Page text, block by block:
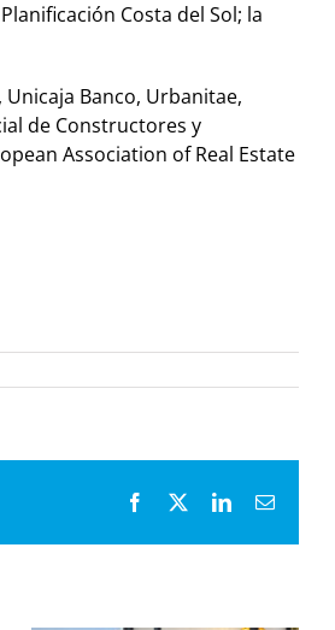
Costa del Sol; la
Banco, Urbanitae,
de Constructores y
Association of Real Estate
Facebook LinkedInEmail